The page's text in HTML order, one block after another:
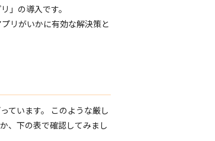
」の導入です。
リがいかに有効な解決策と
ています。 このような厳し
、下の表で確認してみまし